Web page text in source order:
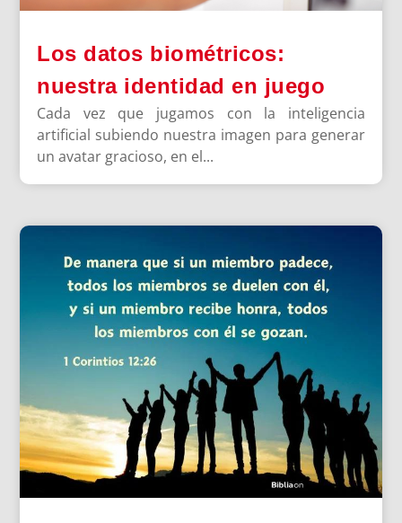
Los datos biométricos:
nuestra identidad en juego
Cada vez que jugamos con la inteligencia
artificial subiendo nuestra imagen para generar
un avatar gracioso, en el...